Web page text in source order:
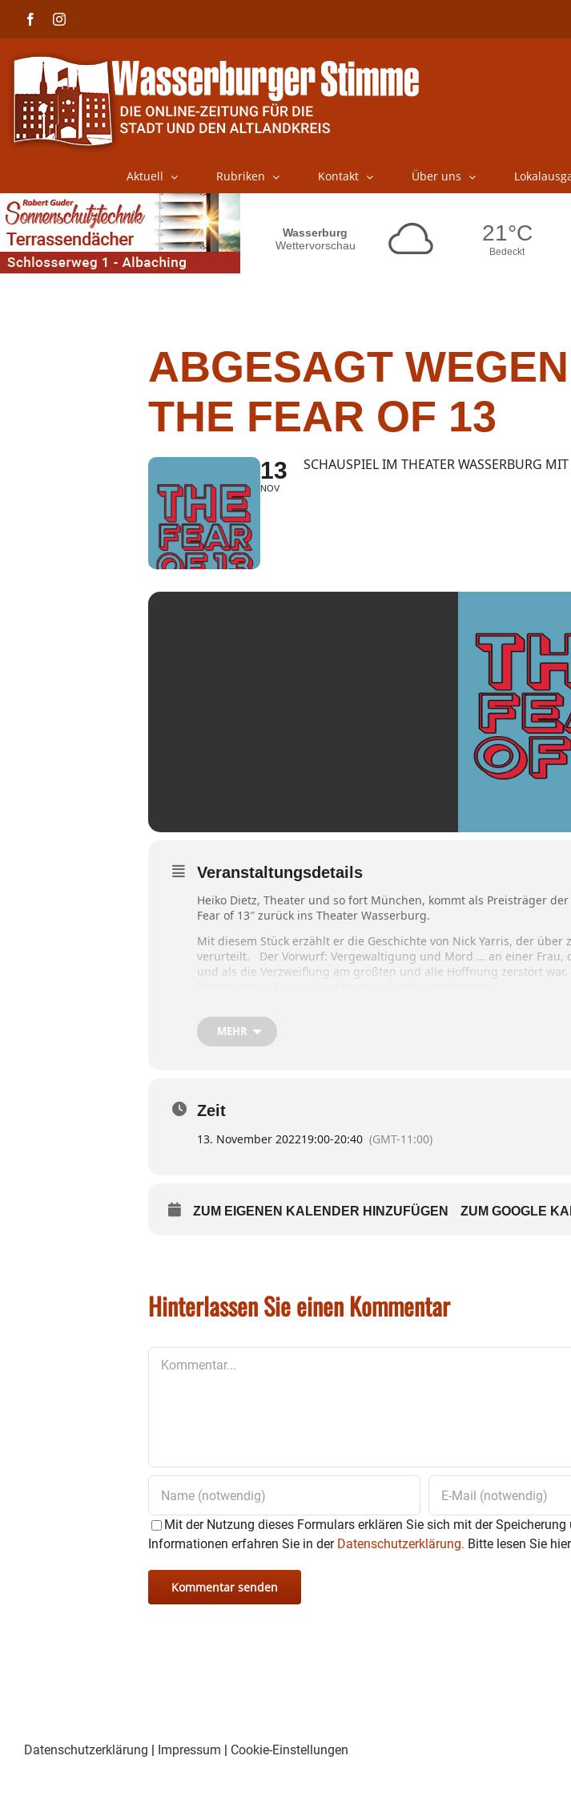
FacebookInstagram
Aktuell Rubriken Kontakt Über uns
ABGESAGT
THE FEAR OF 13
13
NOV
SCHAUSPIEL IM THEATER WASSERBURG
Veranstaltungsdetails
Heiko Dietz, Theater und so fort München, kommt als Preisträger
Fear of 13″ zurück ins Theater Wasserburg.
Mit diesem Stück erzählt er die Geschichte von Nick Yarris, der
verurteilt. Der Vorwurf: Vergewaltigung und Mord … an einer Frau,
und als die Verzweiflung am größten und alle Hoffnung zerstört
Ein Stück von Heiko Dietz nach dem Bestseller von Nick Yarris.
EIN ERSATZTERMIN WIRD IN KÜRZE BEKANNT GEGEBEN.
MEHR
Zeit
13. November 202219:00-20:40 (GMT-11:00)
ZUM EIGENEN KALENDER HINZUFÜGEN ZUM GOOGLE
Hinterlassen Sie einen Kommentar
Mit der Nutzung dieses Formulars erklären Sie sich mit der
Informationen erfahren Sie in der Datenschutzerklärung. Bitte lesen Sie
Datenschutzerklärung | Impressum | Cookie-Einstellungen